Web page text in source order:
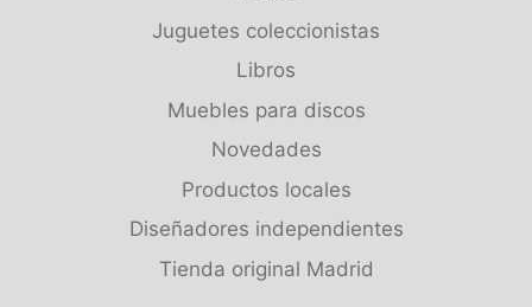
Juguetes coleccionistas
Libros
Muebles para discos
Novedades
Productos locales
Diseñadores independientes
Tienda original Madrid